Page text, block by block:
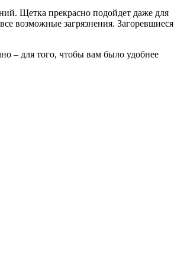
Щетка прекрасно подойдет даже для
возможные загрязнения. Загоревшиеся
– для того, чтобы вам было удобнее